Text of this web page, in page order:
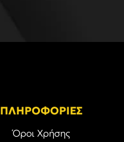
ΠΛΗΡΟΦΟΡΙΕΣ
Όροι Χρήσης